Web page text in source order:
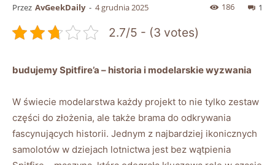
Przez AvGeekDaily - 4 grudnia 2025 1
186
2.7/5 - (3 votes)
budujemy Spitfire’a – historia i modelarskie wyzwania
W świecie modelarstwa każdy projekt to nie tylko zestaw
części do złożenia, ale także brama do odkrywania
fascynujących historii. Jednym z najbardziej ikonicznych
samolotów w dziejach lotnictwa jest bez wątpienia